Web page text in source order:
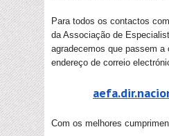
Para todos os contactos
da Associação de
agradecemos que passem a
endereço de correio
Com os melhores